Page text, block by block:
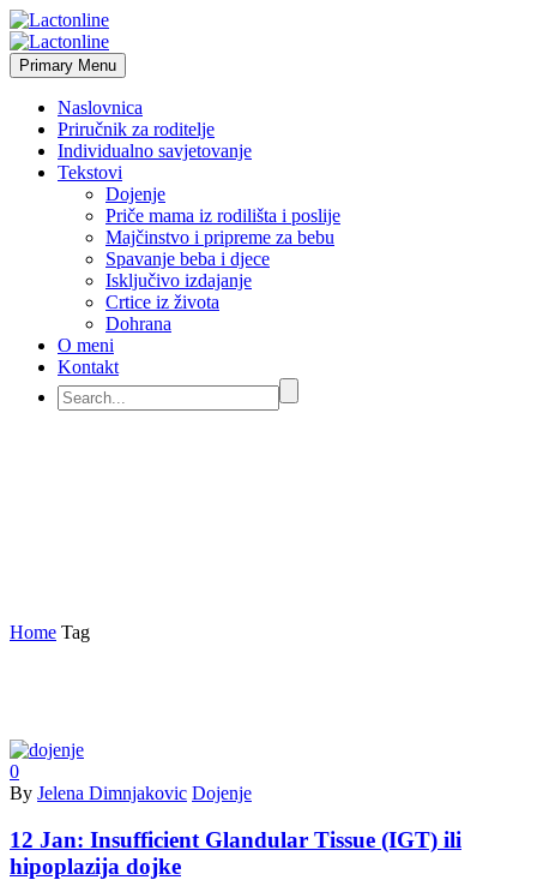
Primary Menu
Naslovnica
Priručnik za roditelje
Individualno savjetovanje
Tekstovi
Dojenje
Priče mama iz rodilišta i poslije
Majčinstvo i pripreme za bebu
Spavanje beba i djece
Isključivo izdajanje
Crtice iz života
Dohrana
O meni
Kontakt
Home Tag
0
By Jelena Dimnjakovic Dojenje
12 Jan: Insufficient Glandular Tissue (IGT) ili
hipoplazija dojke